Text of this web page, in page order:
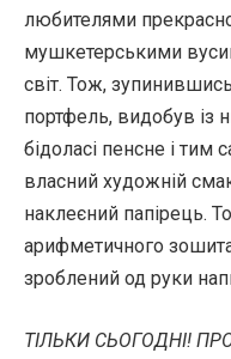
любителями
мушкетерськими
світ. Тож,
портфель, видобув із
бідоласі пенсне і
власний художній
наклеєний папірець.
арифметичного
зроблений од руки
ТІЛЬКИ СЬОГОДНІ!